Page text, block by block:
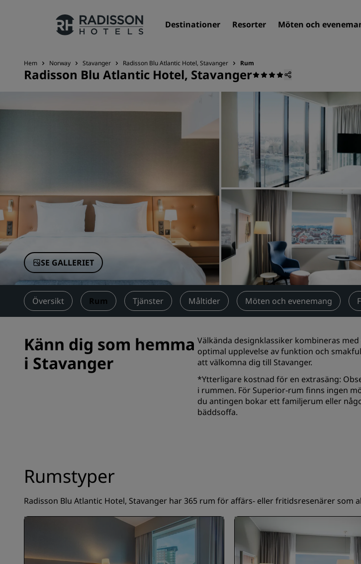
Destinationer Resorter Möten och
Våra märken
Närstående företag i Kina
Sök
Hem Norway Stavanger Radisson Blu Atlantic Hotel, Stavanger Rum
Radisson Blu Atlantic Hotel, Stavanger
SE GALLERIET
Översikt Rum Tjänster Måltider Möten och evenemang
Känn dig som hemma
i Stavanger
Välkända designklassiker kombineras
optimal upplevelse av funktion och
att välkomna dig till Stavanger.
*Ytterligare kostnad för en extrasäng:
i rummen. För Superior-rum finns ingen
du antingen bokar ett familjerum eller
bäddsoffa.
Rumstyper
Radisson Blu Atlantic Hotel, Stavanger har 365 rum för affärs- eller fritidsresenärer